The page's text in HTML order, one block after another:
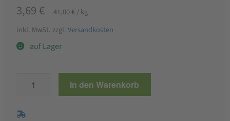
3,69 € 41,00 €/kg
inkl. MwSt. zzgl. Versandkosten
auf Lager
BIANCO
Genovese
In den Warenkorb